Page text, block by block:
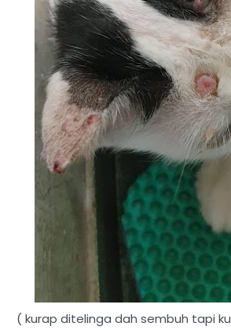
( kurap ditelinga dah sembuh tapi